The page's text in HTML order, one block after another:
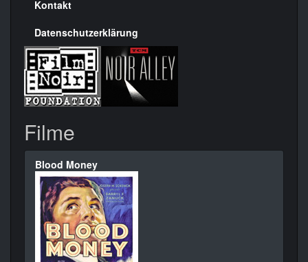
Kontakt
Datenschutzerklärung
Filme
Blood Money